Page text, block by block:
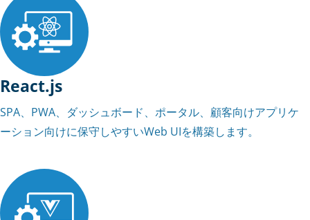
React.js
SPA、PWA、ダッシュボード、ポータル、顧客向けアプリケ
ーション向けに保守しやすいWeb UIを構築します。